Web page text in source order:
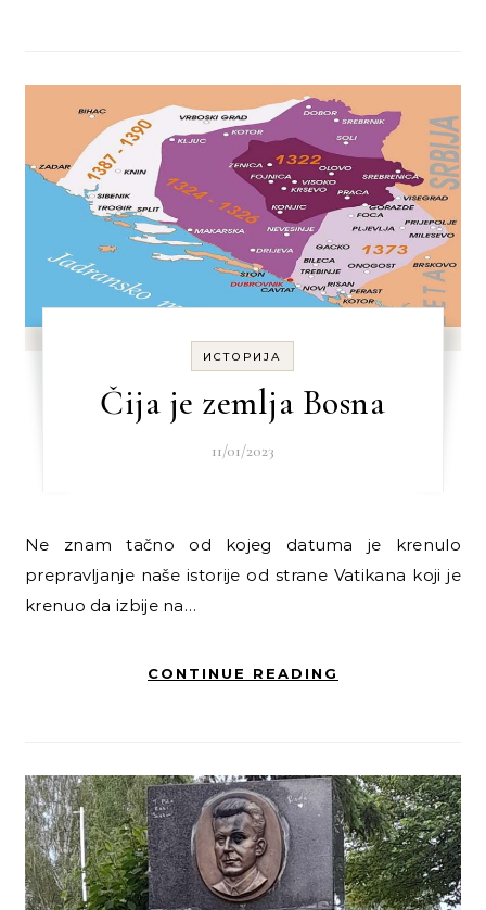
ИСТОРИЈА
Čija je zemlja Bosna
11/01/2023
Ne znam tačno od kojeg datuma je krenulo
prepravljanje naše istorije od strane Vatikana koji je
krenuo da izbije na…
CONTINUE READING